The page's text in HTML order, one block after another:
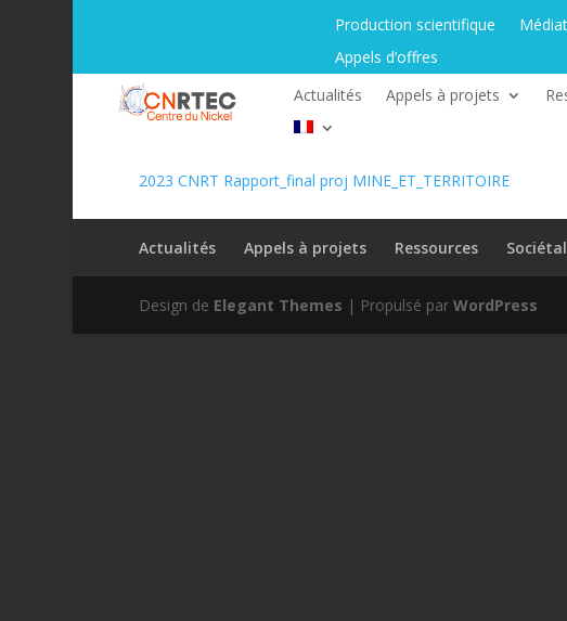
Production scientifique
Appels d’offres
Actualités
Appels à projets
2023 CNRT Rapport_final proj MINE_ET_TERRITOIRE
Actualités Appels à projets Ressources Sociétal
Design de Elegant Themes | Propulsé par WordPress